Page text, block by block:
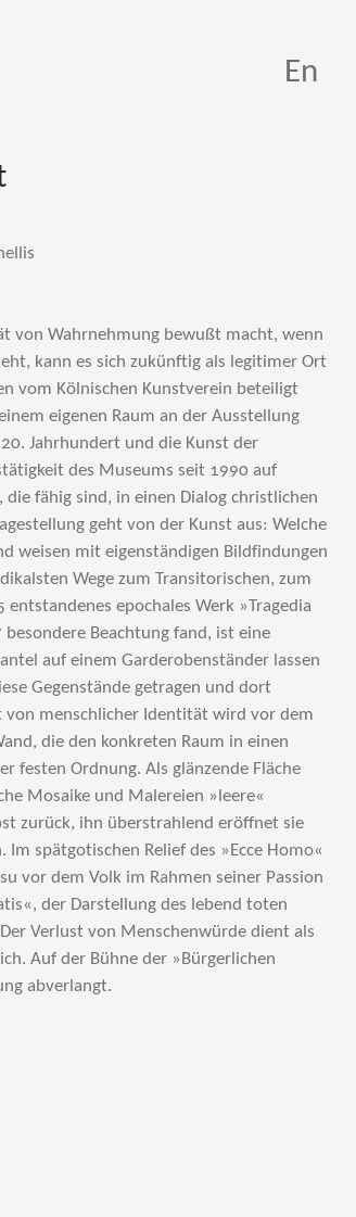
En
von Wahrnehmung bewußt macht, wenn
kann es sich zukünftig als legitimer Ort
vom Kölnischen Kunstverein beteiligt
eigenen Raum an der Ausstellung
Jahrhundert und die Kunst der
des Museums seit 1990 auf
fähig sind, in einen Dialog christlichen
geht von der Kunst aus: Welche
weisen mit eigenständigen Bildfindungen
Wege zum Transitorischen, zum
epochales Werk »Tragedia
Beachtung fand, ist eine
auf einem Garderobenständer lassen
Gegenstände getragen und dort
von menschlicher Identität wird vor dem
die den konkreten Raum in einen
festen Ordnung. Als glänzende Fläche
Mosaike und Malereien »leere«
zurück, ihn überstrahlend eröffnet sie
spätgotischen Relief des »Ecce Homo«
vor dem Volk im Rahmen seiner Passion
der Darstellung des lebend toten
Verlust von Menschenwürde dient als
Auf der Bühne der »Bürgerlichen
abverlangt.